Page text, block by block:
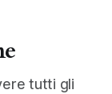
tutti gli